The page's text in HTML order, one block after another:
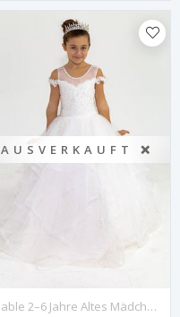
AUSVERKAUFT ❌
Sable 2–6 Jahre Altes Mädchenkleid 20035, Gebrochenes Weiß